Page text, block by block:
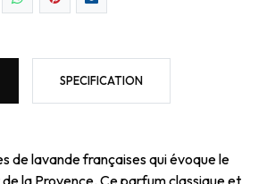
SPECIFICATION
de lavande françaises qui évoque le
la Provence. Ce parfum classique et